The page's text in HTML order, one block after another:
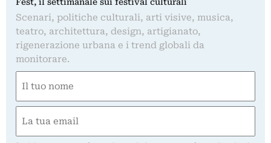
Scenari, politiche culturali, arti visive, musica,
teatro, architettura, design, artigianato,
rigenerazione urbana e i trend globali da
monitorare.
(Required)
First
(Required)